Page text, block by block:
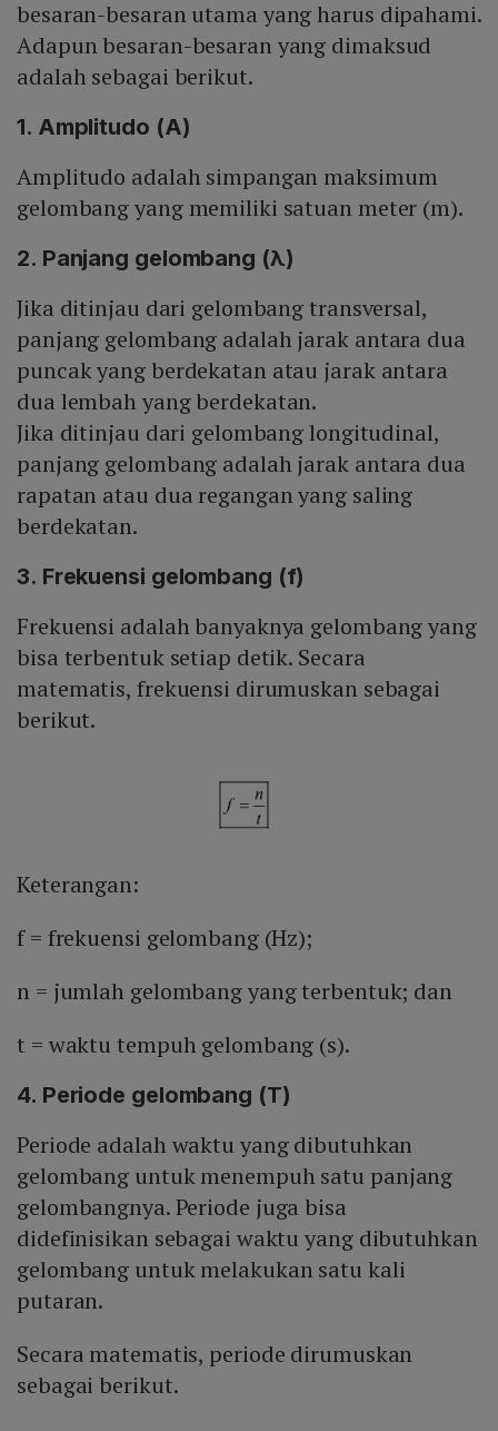
besaran-besaran utama yang harus dipahami.
Adapun besaran-besaran yang dimaksud
adalah sebagai berikut.
1. Amplitudo (A)
Amplitudo adalah simpangan maksimum
gelombang yang memiliki satuan meter (m).
2. Panjang gelombang (λ)
Jika ditinjau dari gelombang transversal,
panjang gelombang adalah jarak antara dua
puncak yang berdekatan atau jarak antara
dua lembah yang berdekatan.
Jika ditinjau dari gelombang longitudinal,
panjang gelombang adalah jarak antara dua
rapatan atau dua regangan yang saling
berdekatan.
3. Frekuensi gelombang (f)
Frekuensi adalah banyaknya gelombang yang
bisa terbentuk setiap detik. Secara
matematis, frekuensi dirumuskan sebagai
berikut.
Keterangan:
f = frekuensi gelombang (Hz);
n = jumlah gelombang yang terbentuk; dan
t = waktu tempuh gelombang (s).
4. Periode gelombang (T)
Periode adalah waktu yang dibutuhkan
gelombang untuk menempuh satu panjang
gelombangnya. Periode juga bisa
didefinisikan sebagai waktu yang dibutuhkan
gelombang untuk melakukan satu kali
putaran.
Secara matematis, periode dirumuskan
sebagai berikut.